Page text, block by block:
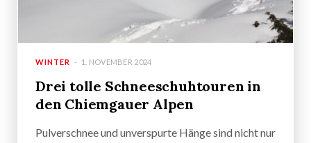
WINTER 1. NOVEMBER 2024
Drei tolle Schneeschuhtouren in
den Chiemgauer Alpen
Pulverschnee und unverspurte Hänge sind nicht nur